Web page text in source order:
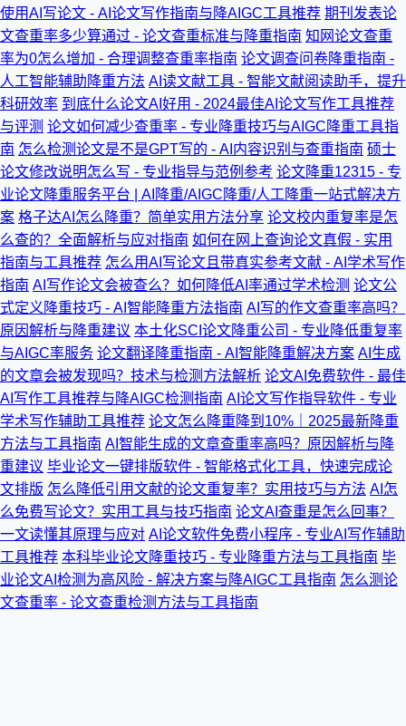
使用AI写论文 - AI论文写作指南与降AIGC工具推荐 期刊发表论
文查重率多少算通过 - 论文查重标准与降重指南 知网论文查重
率为0怎么增加 - 合理调整查重率指南 论文调查问卷降重指南 -
人工智能辅助降重方法 AI读文献工具 - 智能文献阅读助手，提升
科研效率 到底什么论文AI好用 - 2024最佳AI论文写作工具推荐
与评测 论文如何减少查重率 - 专业降重技巧与AIGC降重工具指
南 怎么检测论文是不是GPT写的 - AI内容识别与查重指南 硕士
论文修改说明怎么写 - 专业指导与范例参考 论文降重12315 - 专
业论文降重服务平台 | AI降重/AIGC降重/人工降重一站式解决方
案 格子达AI怎么降重？简单实用方法分享 论文校内重复率是怎
么查的？全面解析与应对指南 如何在网上查询论文真假 - 实用
指南与工具推荐 怎么用AI写论文且带真实参考文献 - AI学术写作
指南 AI写作论文会被查么？如何降低AI率通过学术检测 论文公
式定义降重技巧 - AI智能降重方法指南 AI写的作文查重率高吗？
原因解析与降重建议 本土化SCI论文降重公司 - 专业降低重复率
与AIGC率服务 论文翻译降重指南 - AI智能降重解决方案 AI生成
的文章会被发现吗？技术与检测方法解析 论文AI免费软件 - 最佳
AI写作工具推荐与降AIGC检测指南 AI论文写作指导软件 - 专业
学术写作辅助工具推荐 论文怎么降重降到10%｜2025最新降重
方法与工具指南 AI智能生成的文章查重率高吗？原因解析与降
重建议 毕业论文一键排版软件 - 智能格式化工具，快速完成论
文排版 怎么降低引用文献的论文重复率？实用技巧与方法 AI怎
么免费写论文？实用工具与技巧指南 论文AI查重是怎么回事？
一文读懂其原理与应对 AI论文软件免费小程序 - 专业AI写作辅助
工具推荐 本科毕业论文降重技巧 - 专业降重方法与工具指南 毕
业论文AI检测为高风险 - 解决方案与降AIGC工具指南 怎么测论
文查重率 - 论文查重检测方法与工具指南